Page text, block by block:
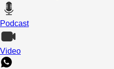
Podcast
Video